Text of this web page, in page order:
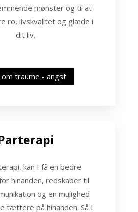
mønster og til at
ro, livskvalitet og glæde i
dit liv.
traume - angst
kan I få en bedre
hinanden, redskaber til
og en mulighed
tættere på hinanden. Så I